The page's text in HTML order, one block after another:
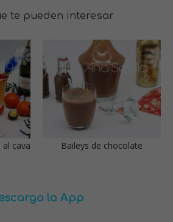
te pueden interesar
cava Baileys de chocolate
la App